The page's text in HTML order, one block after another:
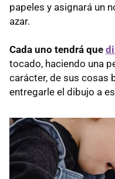
papeles y asignará un
azar.
Cada uno tendrá que
tocado, haciendo una
carácter, de sus cosas
entregarle el dibujo a